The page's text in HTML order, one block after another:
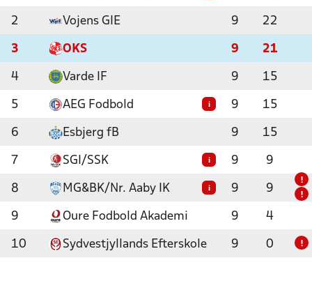
2 Vojens GIE 9 22
3 OKS 9 21
4 Varde IF 9 15
5 AEG Fodbold i 9 15
6 Esbjerg fB 9 15
7 SGI/SSK i 9 9
8 MG&BK/Nr. Aaby IK i 9 9
!
!
9 Oure Fodbold Akademi 9 4
10 Sydvestjyllands Efterskole 9 0 !